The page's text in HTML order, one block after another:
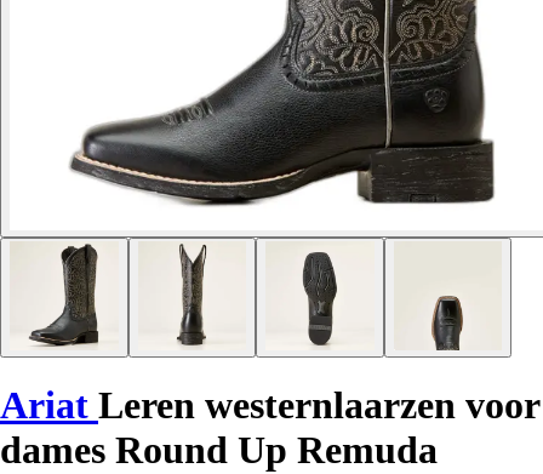
Ariat Leren westernlaarzen voor
dames Round Up Remuda